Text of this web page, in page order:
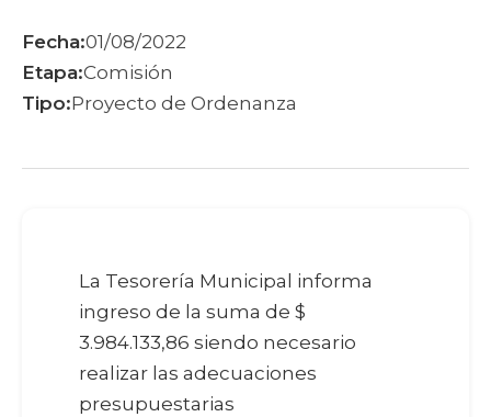
Fecha:01/08/2022
Etapa:Comisión
Tipo:Proyecto de Ordenanza
La Tesorería Municipal informa
ingreso de la suma de $
3.984.133,86 siendo necesario
realizar las adecuaciones
presupuestarias